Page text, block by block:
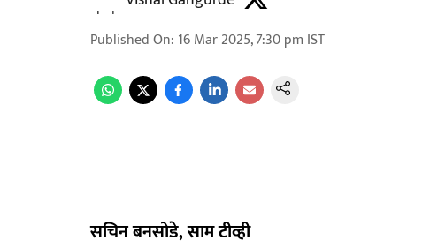
Published On: 16 Mar 2025, 7:30 pm IST
सचिन बनसोडे, साम टीव्ही